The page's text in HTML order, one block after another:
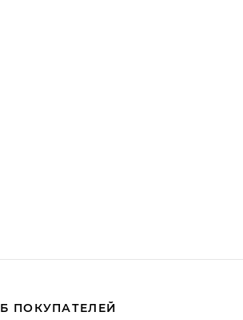
ПОКУПАТЕЛЕЙ